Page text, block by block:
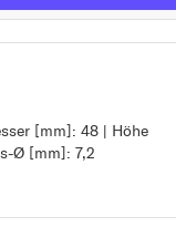
[mm]: 48 | Höhe
Ø [mm]: 7,2